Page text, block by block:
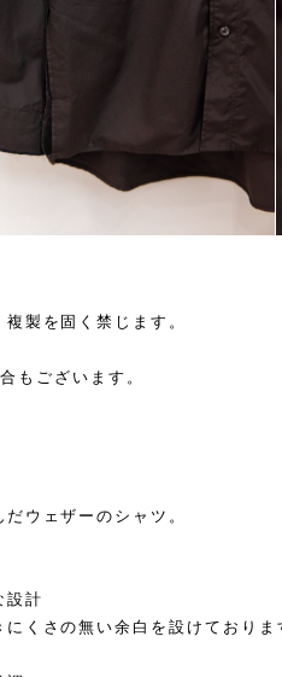
製を固く禁じます。
もございます。
ウェザーのシャツ。
設計
くさの無い余白を設けておりま